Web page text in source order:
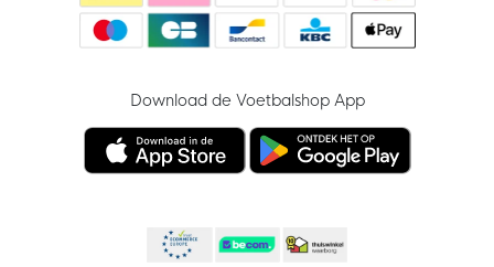
Download de Voetbalshop App